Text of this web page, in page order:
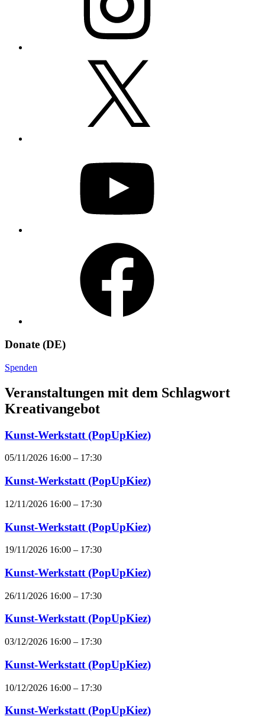
Donate (DE)
Spenden
Veranstaltungen mit dem Schlagwort
Kreativangebot
Kunst-Werkstatt (PopUpKiez)
05/11/2026 16:00 – 17:30
Kunst-Werkstatt (PopUpKiez)
12/11/2026 16:00 – 17:30
Kunst-Werkstatt (PopUpKiez)
19/11/2026 16:00 – 17:30
Kunst-Werkstatt (PopUpKiez)
26/11/2026 16:00 – 17:30
Kunst-Werkstatt (PopUpKiez)
03/12/2026 16:00 – 17:30
Kunst-Werkstatt (PopUpKiez)
10/12/2026 16:00 – 17:30
Kunst-Werkstatt (PopUpKiez)